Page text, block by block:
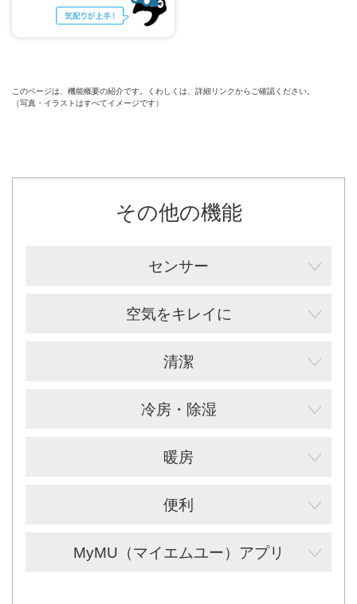
このページは、機能概要の紹介です。くわしくは、詳細リンクからご確認ください。
（写真・イラストはすべてイメージです）
その他の機能
センサー
空気をキレイに
清潔
冷房・除湿
暖房
便利
MyMU（マイエムユー）アプリ